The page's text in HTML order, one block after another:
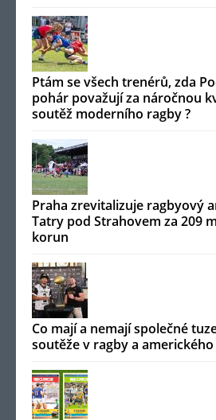
Ptám se všech trenérů, zda
pohár považují za náročnou
soutěž moderního ragby ?
Praha zrevitalizuje ragbyový
Tatry pod Strahovem za 209
korun
Co mají a nemají společné
soutěže v ragby a